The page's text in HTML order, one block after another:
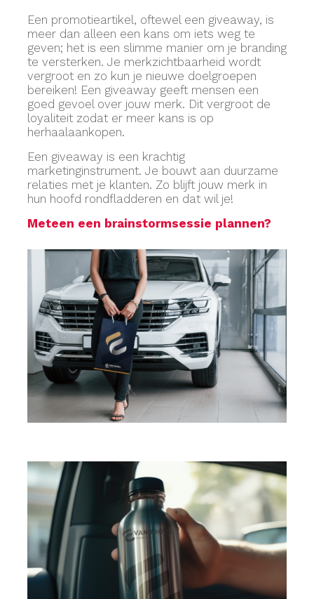
Een promotieartikel, oftewel een giveaway, is
meer dan alleen een kans om iets weg te
geven; het is een slimme manier om je branding
te versterken. Je merkzichtbaarheid wordt
vergroot en zo kun je nieuwe doelgroepen
bereiken! Een giveaway geeft mensen een
goed gevoel over jouw merk. Dit vergroot de
loyaliteit zodat er meer kans is op
herhaalaankopen.
Een giveaway is een krachtig
marketinginstrument. Je bouwt aan duurzame
relaties met je klanten. Zo blijft jouw merk in
hun hoofd rondfladderen en dat wil je!
Meteen een brainstormsessie plannen?